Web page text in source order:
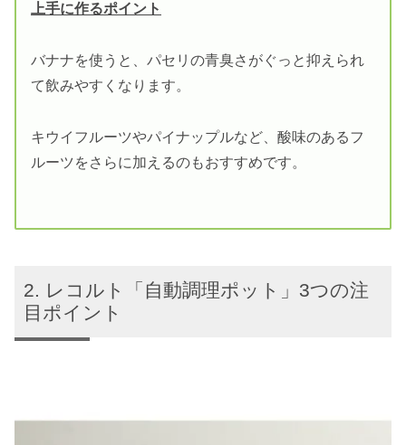
上手に作るポイント
バナナを使うと、パセリの青臭さがぐっと抑えられ
て飲みやすくなります。
キウイフルーツやパイナップルなど、酸味のあるフ
ルーツをさらに加えるのもおすすめです。
レコルト「自動調理ポット」3つの注
目ポイント